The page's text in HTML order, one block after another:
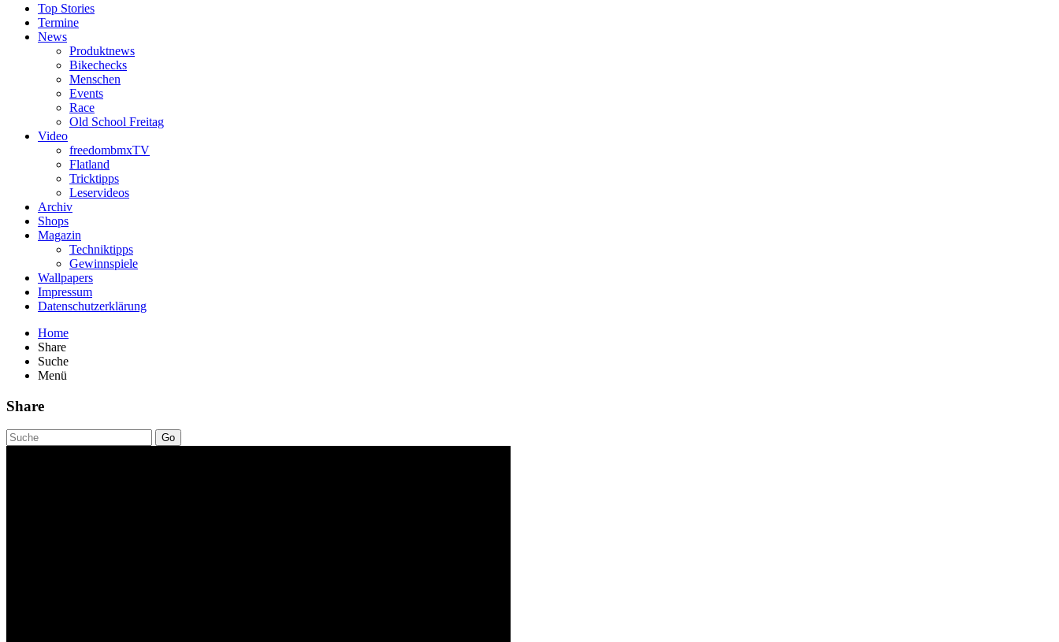
Top Stories
Termine
News
Produktnews
Bikechecks
Menschen
Events
Race
Old School Freitag
Video
freedombmxTV
Flatland
Tricktipps
Leservideos
Archiv
Shops
Magazin
Techniktipps
Gewinnspiele
Wallpapers
Impressum
Datenschutzerklärung
Home
Share
Suche
Menü
Share
Go